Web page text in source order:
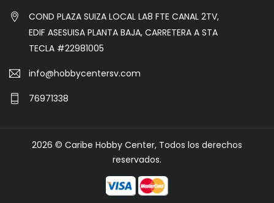
COND PLAZA SUIZA LOCAL LA8 FTE CANAL 2TV,
EDIF ASESUISA PLANTA BAJA, CARRETERA A STA
TECLA #22981005
info@hobbycentersv.com
76971338
2026 © Caribe Hobby Center, Todos los derechos
reservados.